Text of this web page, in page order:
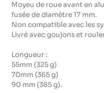
Moyeu de roue avant en
fusée de diamètre 17 mm.
Non compatible avec les
Livré avec goujons et
Longueur :
55mm (325 g)
70mm (365 g)
90 mm (385 g).